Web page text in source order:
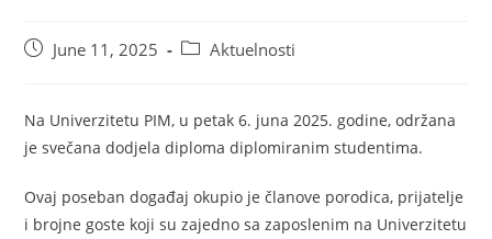
June 11, 2025 Aktuelnosti
Na Univerzitetu PIM, u petak 6. juna 2025. godine, održana
je svečana dodjela diploma diplomiranim studentima.
Ovaj poseban događaj okupio je članove porodica, prijatelje
i brojne goste koji su zajedno sa zaposlenim na Univerzitetu